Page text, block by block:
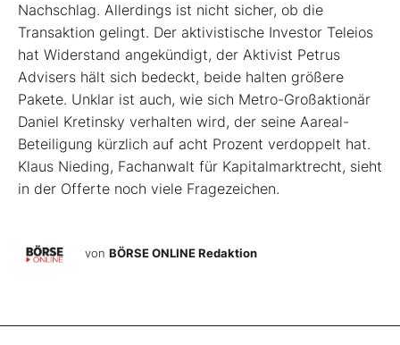
Nachschlag. Allerdings ist nicht sicher, ob die
Transaktion gelingt. Der aktivistische Investor Teleios
hat Widerstand angekündigt, der Aktivist Petrus
Advisers hält sich bedeckt, beide halten größere
Pakete. Unklar ist auch, wie sich Metro-Großaktionär
Daniel Kretinsky verhalten wird, der seine Aareal-
Beteiligung kürzlich auf acht Prozent verdoppelt hat.
Klaus Nieding, Fachanwalt für Kapitalmarktrecht, sieht
in der Offerte noch viele Fragezeichen.
von BÖRSE ONLINE Redaktion